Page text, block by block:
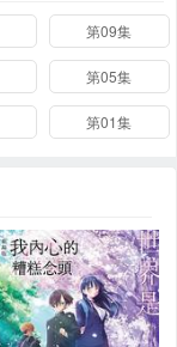
第09集
第05集
第01集